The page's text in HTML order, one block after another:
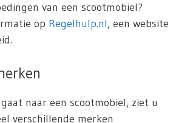
van een scootmobiel?
op Regelhulp.nl, een website
naar een scootmobiel, ziet u
verschillende merken